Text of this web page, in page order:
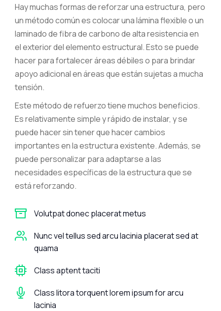
Hay muchas formas de reforzar una estructura, pero
un método común es colocar una lámina flexible o un
laminado de fibra de carbono de alta resistencia en
el exterior del elemento estructural. Esto se puede
hacer para fortalecer áreas débiles o para brindar
apoyo adicional en áreas que están sujetas a mucha
tensión.
Este método de refuerzo tiene muchos beneficios.
Es relativamente simple y rápido de instalar, y se
puede hacer sin tener que hacer cambios
importantes en la estructura existente. Además, se
puede personalizar para adaptarse a las
necesidades específicas de la estructura que se
está reforzando.
Volutpat donec placerat metus
Nunc vel tellus sed arcu lacinia placerat sed at
quama
Class aptent taciti
Class litora torquent lorem ipsum for arcu
lacinia